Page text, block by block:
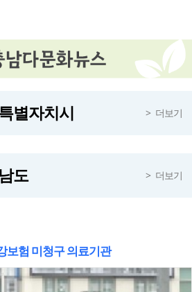
픈이노베이션 밋업 데이 4차례 운영
별자치시 더보기
도 더보기
보험 미청구 의료기관